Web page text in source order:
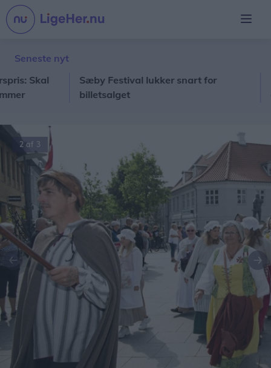
Seneste nyt
Sæby Festival lukker snart for
billetsalget
2 af 3
Forrige